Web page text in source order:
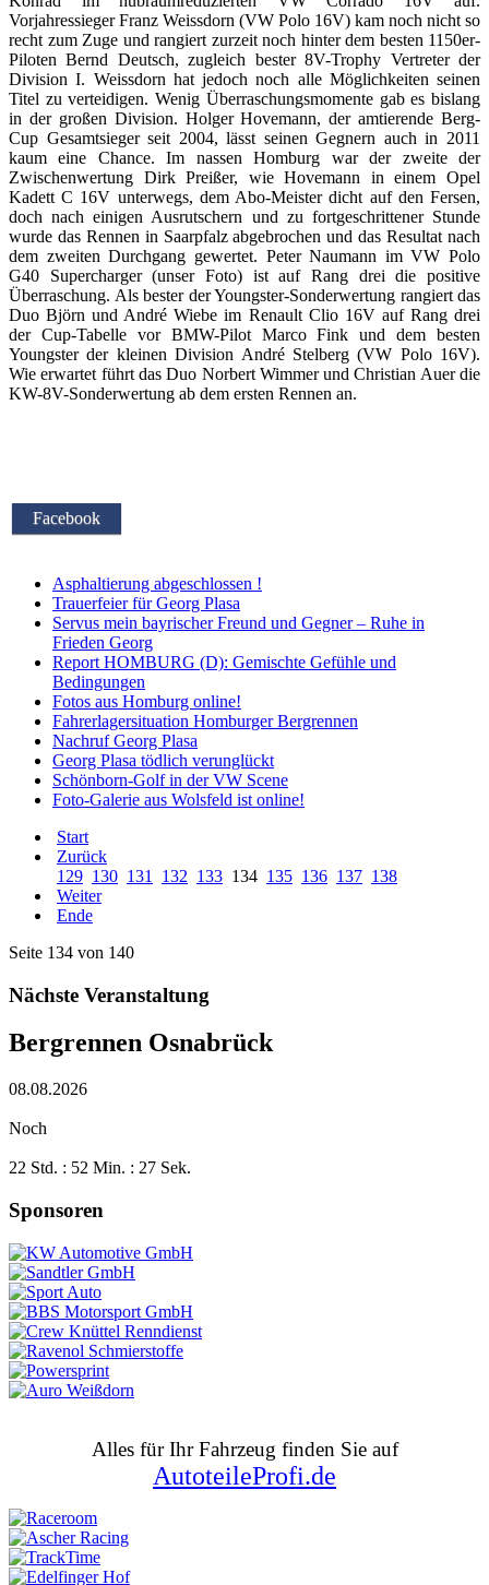
Vorjahressieger Franz Weissdorn (VW Polo 16V) kam noch nicht so
recht zum Zuge und rangiert zurzeit noch hinter dem besten 1150er-
Piloten Bernd Deutsch, zugleich bester 8V-Trophy Vertreter der
Division I. Weissdorn hat jedoch noch alle Möglichkeiten seinen
Titel zu verteidigen. Wenig Überraschungsmomente gab es bislang
in der großen Division. Holger Hovemann, der amtierende Berg-
Cup Gesamtsieger seit 2004, lässt seinen Gegnern auch in 2011
kaum eine Chance. Im nassen Homburg war der zweite der
Zwischenwertung Dirk Preißer, wie Hovemann in einem Opel
Kadett C 16V unterwegs, dem Abo-Meister dicht auf den Fersen,
doch nach einigen Ausrutschern und zu fortgeschrittener Stunde
wurde das Rennen in Saarpfalz abgebrochen und das Resultat nach
dem zweiten Durchgang gewertet. Peter Naumann im VW Polo
G40 Supercharger (unser Foto) ist auf Rang drei die positive
Überraschung. Als bester der Youngster-Sonderwertung rangiert das
Duo Björn und André Wiebe im Renault Clio 16V auf Rang drei
der Cup-Tabelle vor BMW-Pilot Marco Fink und dem besten
Youngster der kleinen Division André Stelberg (VW Polo 16V).
Wie erwartet führt das Duo Norbert Wimmer und Christian Auer die
KW-8V-Sonderwertung ab dem ersten Rennen an.
Facebook
Asphaltierung abgeschlossen !
Trauerfeier für Georg Plasa
Servus mein bayrischer Freund und Gegner – Ruhe in
Frieden Georg
Report HOMBURG (D): Gemischte Gefühle und
Bedingungen
Fotos aus Homburg online!
Fahrerlagersituation Homburger Bergrennen
Nachruf Georg Plasa
Georg Plasa tödlich verunglückt
Schönborn-Golf in der VW Scene
Foto-Galerie aus Wolsfeld ist online!
Start
Zurück
129 130 131 132 133 134 135 136 137 138
Weiter
Ende
Seite 134 von 140
Nächste Veranstaltung
Bergrennen Osnabrück
08.08.2026
Noch
22 Std. : 52 Min. : 26 Sek.
Sponsoren
Alles für Ihr Fahrzeug finden Sie auf
AutoteileProfi.de